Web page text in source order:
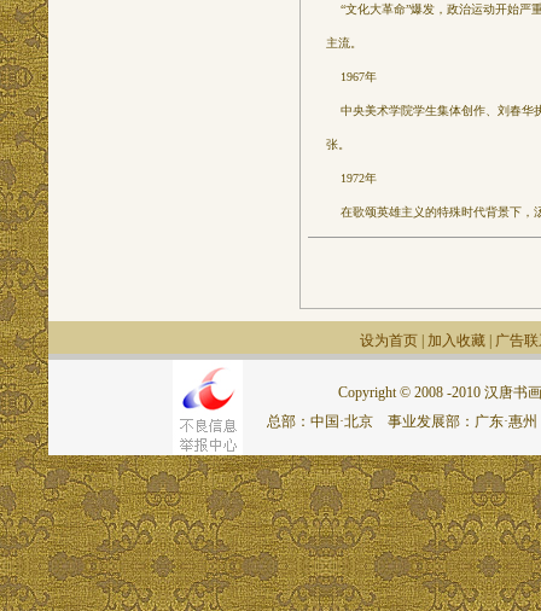
“文化大革命”爆发，政治运动开始严
主流。
1967年
中央美术学院学生集体创作、刘春华
张。
1972年
在歌颂英雄主义的特殊时代背景下，
设为首页 加入收藏 广告
Copyright © 2008 -2010 汉唐书
总部：中国·北京 事业发展部：广东·惠